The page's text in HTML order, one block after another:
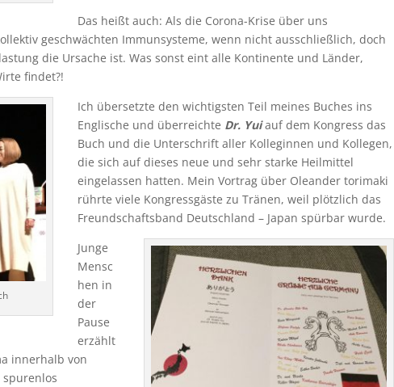
Das heißt auch: Als die Corona-Krise über uns
geschwächten Immunsysteme, wenn nicht ausschließlich, doch
die Ursache ist. Was sonst eint alle Kontinente und Länder,
findet?!
Ich übersetzte den wichtigsten Teil meines Buches ins
Englische und überreichte Dr. Yuiauf dem Kongress das
Buch und die Unterschrift aller Kolleginnen und Kollegen,
die sich auf dieses neue und sehr starke Heilmittel
eingelassen hatten. Mein Vortrag über Oleander torimaki
rührte viele Kongressgäste zu Tränen, weil plötzlich das
Freundschaftsband Deutschland – Japan spürbar wurde.
Junge
Mensc
hen in
der
Pause
erzählt
innerhalb von